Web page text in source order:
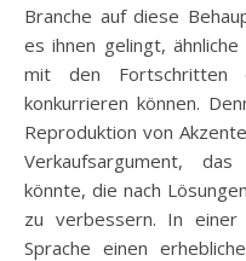
Branche auf diese
es ihnen gelingt,
mit den Fortschritten
konkurrieren können.
Reproduktion von
Verkaufsargument,
könnte, die nach
zu verbessern. In
Sprache einen